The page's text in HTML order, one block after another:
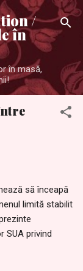
/
în
în masă,
să înceapă
limită stabilit
SUA privind